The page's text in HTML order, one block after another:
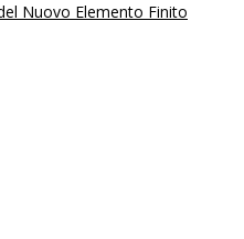
Nuovo Elemento Finito